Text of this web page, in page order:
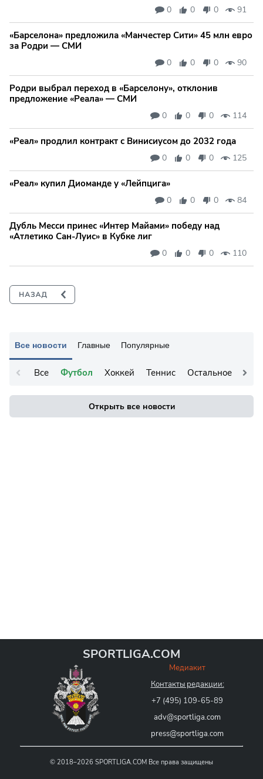
Все новости Главные Популярные
Все Футбол Хоккей Теннис Остальное
Открыть все новости
0 0 0 91
«Барселона» предложила «Манчестер Сити» 45 млн евро
за Родри — СМИ
0 0 0 90
Родри выбрал переход в «Барселону», отклонив
предложение «Реала» — СМИ
0 0 0 114
«Реал» продлил контракт с Винисиусом до 2032 года
0 0 0 125
«Реал» купил Диоманде у «Лейпцига»
0 0 0 84
Дубль Месси принес «Интер Майами» победу над
«Атлетико Сан-Луис» в Кубке лиг
0 0 0 110
SPORTLIGA.COM
Медиакит
Контакты редакции:
+7 (495) 109-65-89
adv@sportliga.com
press@sportliga.com
© 2018–2026 SPORTLIGA.COM Все права защищены